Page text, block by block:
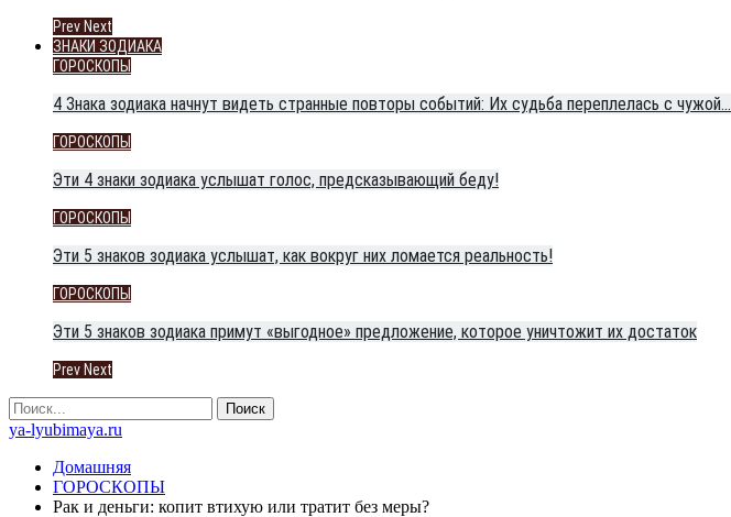
Prev Next
ЗНАКИ ЗОДИАКА
ГОРОСКОПЫ
4 Знака зодиака начнут видеть странные повторы событий: Их судьба переплелась с чужой…
ГОРОСКОПЫ
Эти 4 знаки зодиака услышат голос, предсказывающий беду!
ГОРОСКОПЫ
Эти 5 знаков зодиака услышат, как вокруг них ломается реальность!
ГОРОСКОПЫ
Эти 5 знаков зодиака примут «выгодное» предложение, которое уничтожит их достаток
Prev Next
ya-lyubimaya.ru
Домашняя
ГОРОСКОПЫ
Рак и деньги: копит втихую или тратит без меры?